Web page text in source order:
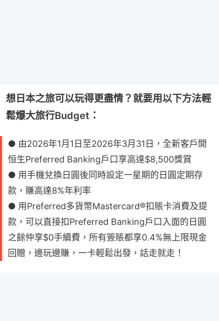
想日本之旅可以玩得更盡情？就要用以下方法輕
鬆爆大旅行Budget：
● 由2026年1月1日至2026年3月31日，全新客戶開
恒生Preferred Banking戶口享高達$8,500獎賞
● 用手機兌換日圓後同時設定一星期的日圓定期存
款，賺高達8%年利率
● 用Preferred多貨幣Mastercard®扣賬卡消費及提
款，可以直接扣Preferred Banking戶口入面的日圓
之餘仲享$0手續費，所有簽賬都享0.4%無上限現金
回贈，邊玩邊賺，一卡輕鬆出發，話走就走！